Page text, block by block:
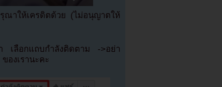
ณาให้เครดิตด้วย (ไม่อนุญาตให้
า เลือกแถบกำลังติดตาม ->อย่า
องเรานะคะ